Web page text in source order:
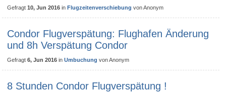
Gefragt 10, Jun 2016 in Flugzeitenverschiebung vonAnonym
Condor Flugverspätung: Flughafen Änderung
und 8h Verspätung Condor
Gefragt 6, Jun 2016 inUmbuchung vonAnonym
8 Stunden Condor Flugverspätung !